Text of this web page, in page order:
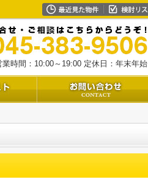
業時間：10:00～19:00 定休日：年末年始